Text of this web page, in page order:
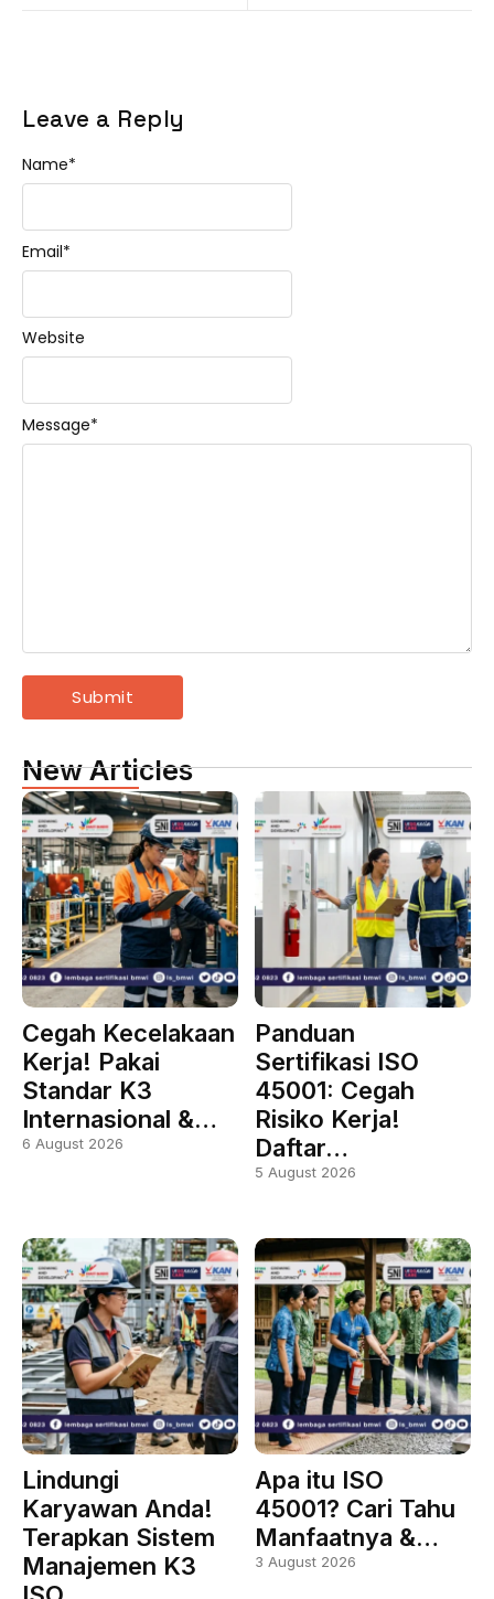
Leave a Reply
Message*
Name*
Email*
Website
New Articles
Cegah Kecelakaan
Kerja! Pakai
Standar K3
Internasional &…
6 August 2026
Panduan
Sertifikasi ISO
45001: Cegah
Risiko Kerja!
Daftar…
5 August 2026
Lindungi
Karyawan Anda!
Terapkan Sistem
Manajemen K3
Apa itu ISO
45001? Cari Tahu
Manfaatnya &…
3 August 2026